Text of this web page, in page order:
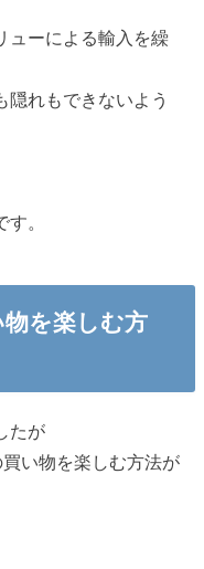
ューによる輸入を繰
隠れもできないよう
。
を楽しむ方
たが
い物を楽しむ方法が